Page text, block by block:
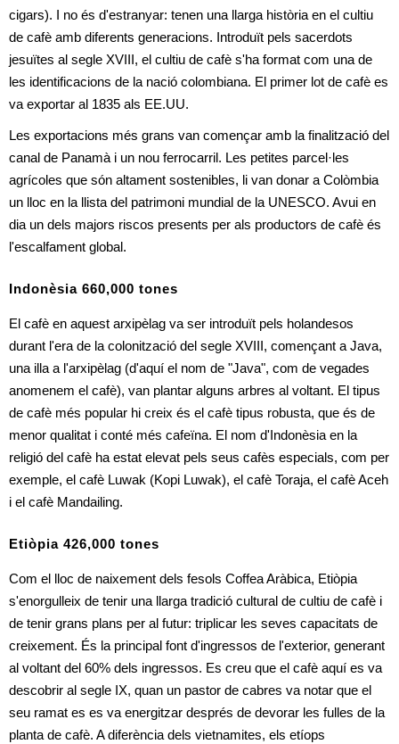
cigars). I no és d'estranyar: tenen una llarga història en el cultiu
de cafè amb diferents generacions. Introduït pels sacerdots
jesuïtes al segle XVIII, el cultiu de cafè s'ha format com una de
les identificacions de la nació colombiana. El primer lot de cafè es
va exportar al 1835 als EE.UU.
Les exportacions més grans van començar amb la finalització del
canal de Panamà i un nou ferrocarril. Les petites parcel·les
agrícoles que són altament sostenibles, li van donar a Colòmbia
un lloc en la llista del patrimoni mundial de la UNESCO. Avui en
dia un dels majors riscos presents per als productors de cafè és
l'escalfament global.
Indonèsia 660,000 tones
El cafè en aquest arxipèlag va ser introduït pels holandesos
durant l'era de la colonització del segle XVIII, començant a Java,
una illa a l'arxipèlag (d'aquí el nom de "Java", com de vegades
anomenem el cafè), van plantar alguns arbres al voltant. El tipus
de cafè més popular hi creix és el cafè tipus robusta, que és de
menor qualitat i conté més cafeïna. El nom d'Indonèsia en la
religió del cafè ha estat elevat pels seus cafès especials, com per
exemple, el cafè Luwak (Kopi Luwak), el cafè Toraja, el cafè Aceh
i el cafè Mandailing.
Etiòpia 426,000 tones
Com el lloc de naixement dels fesols Coffea Aràbica, Etiòpia
s'enorgulleix de tenir una llarga tradició cultural de cultiu de cafè i
de tenir grans plans per al futur: triplicar les seves capacitats de
creixement. És la principal font d'ingressos de l'exterior, generant
al voltant del 60% dels ingressos. Es creu que el cafè aquí es va
descobrir al segle IX, quan un pastor de cabres va notar que el
seu ramat es es va energitzar després de devorar les fulles de la
planta de cafè. A diferència dels vietnamites, els etíops